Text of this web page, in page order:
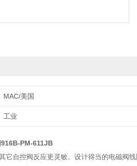
MAC/美国
工业
PM-611JB
它自控阀反应更灵敏。设计得当的电磁阀